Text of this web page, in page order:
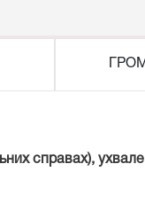
справах),